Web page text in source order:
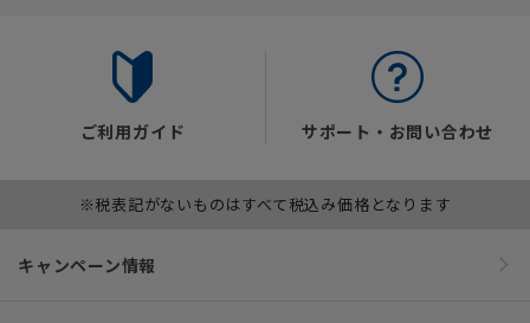
ご利用ガイド サポート・お問い合わせ
※税表記がないものはすべて税込み価格となります
キャンペーン情報